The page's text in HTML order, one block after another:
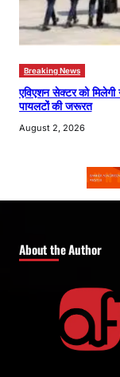
Breaking News
एविएशन सेक्टर को
पायलटों की जरूरत
August 2, 2026
About the Author